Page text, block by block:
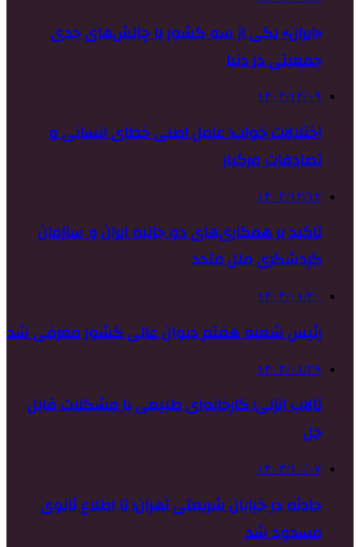
«ایران» یکی از سه کشور با چالش‌های جدی
جمعیتی در دنیا
۱۴۰۲/۱۲/۰۹
اختلالات خواب؛ عامل اصلی خطای انسانی و
تصادفات مرگبار
۱۴۰۲/۱۲/۱۲
تاکید بر همکاری‌های دو جانبه ایران و سازمان
گردشگری ملل متحد
۱۴۰۴/۰۱/۲۰
رئیس شعبه هفتم دیوان عالی کشور معرفی شد
۱۴۰۴/۰۱/۲۹
تالاب انزلی؛ کارخانه‌ای طبیعی با مشکلات قابل
حل
۱۴۰۳/۱۰/۰۷
حادثه در خیابان شریعتی تهران؛ تا اطلاع ثانوی
مسدود شد